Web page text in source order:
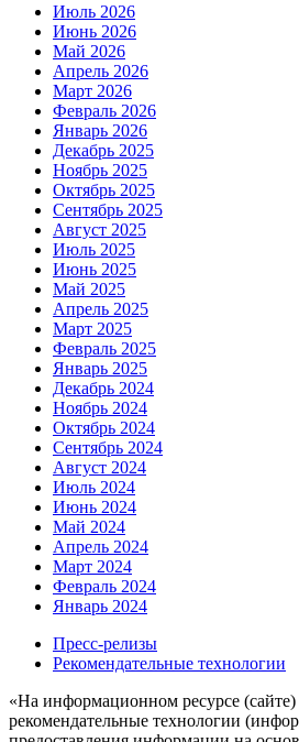
Июль 2026
Июнь 2026
Май 2026
Апрель 2026
Март 2026
Февраль 2026
Январь 2026
Декабрь 2025
Ноябрь 2025
Октябрь 2025
Сентябрь 2025
Август 2025
Июль 2025
Июнь 2025
Май 2025
Апрель 2025
Март 2025
Февраль 2025
Январь 2025
Декабрь 2024
Ноябрь 2024
Октябрь 2024
Сентябрь 2024
Август 2024
Июль 2024
Июнь 2024
Май 2024
Апрель 2024
Март 2024
Февраль 2024
Январь 2024
Пресс-релизы
Рекомендательные технологии
«На информационном ресурсе
рекомендательные технологии